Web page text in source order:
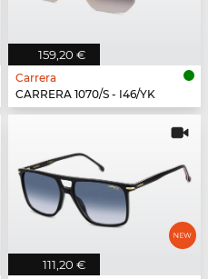
159,20 €
Carrera
CARRERA 1070/S - I46/YK
111,20 €